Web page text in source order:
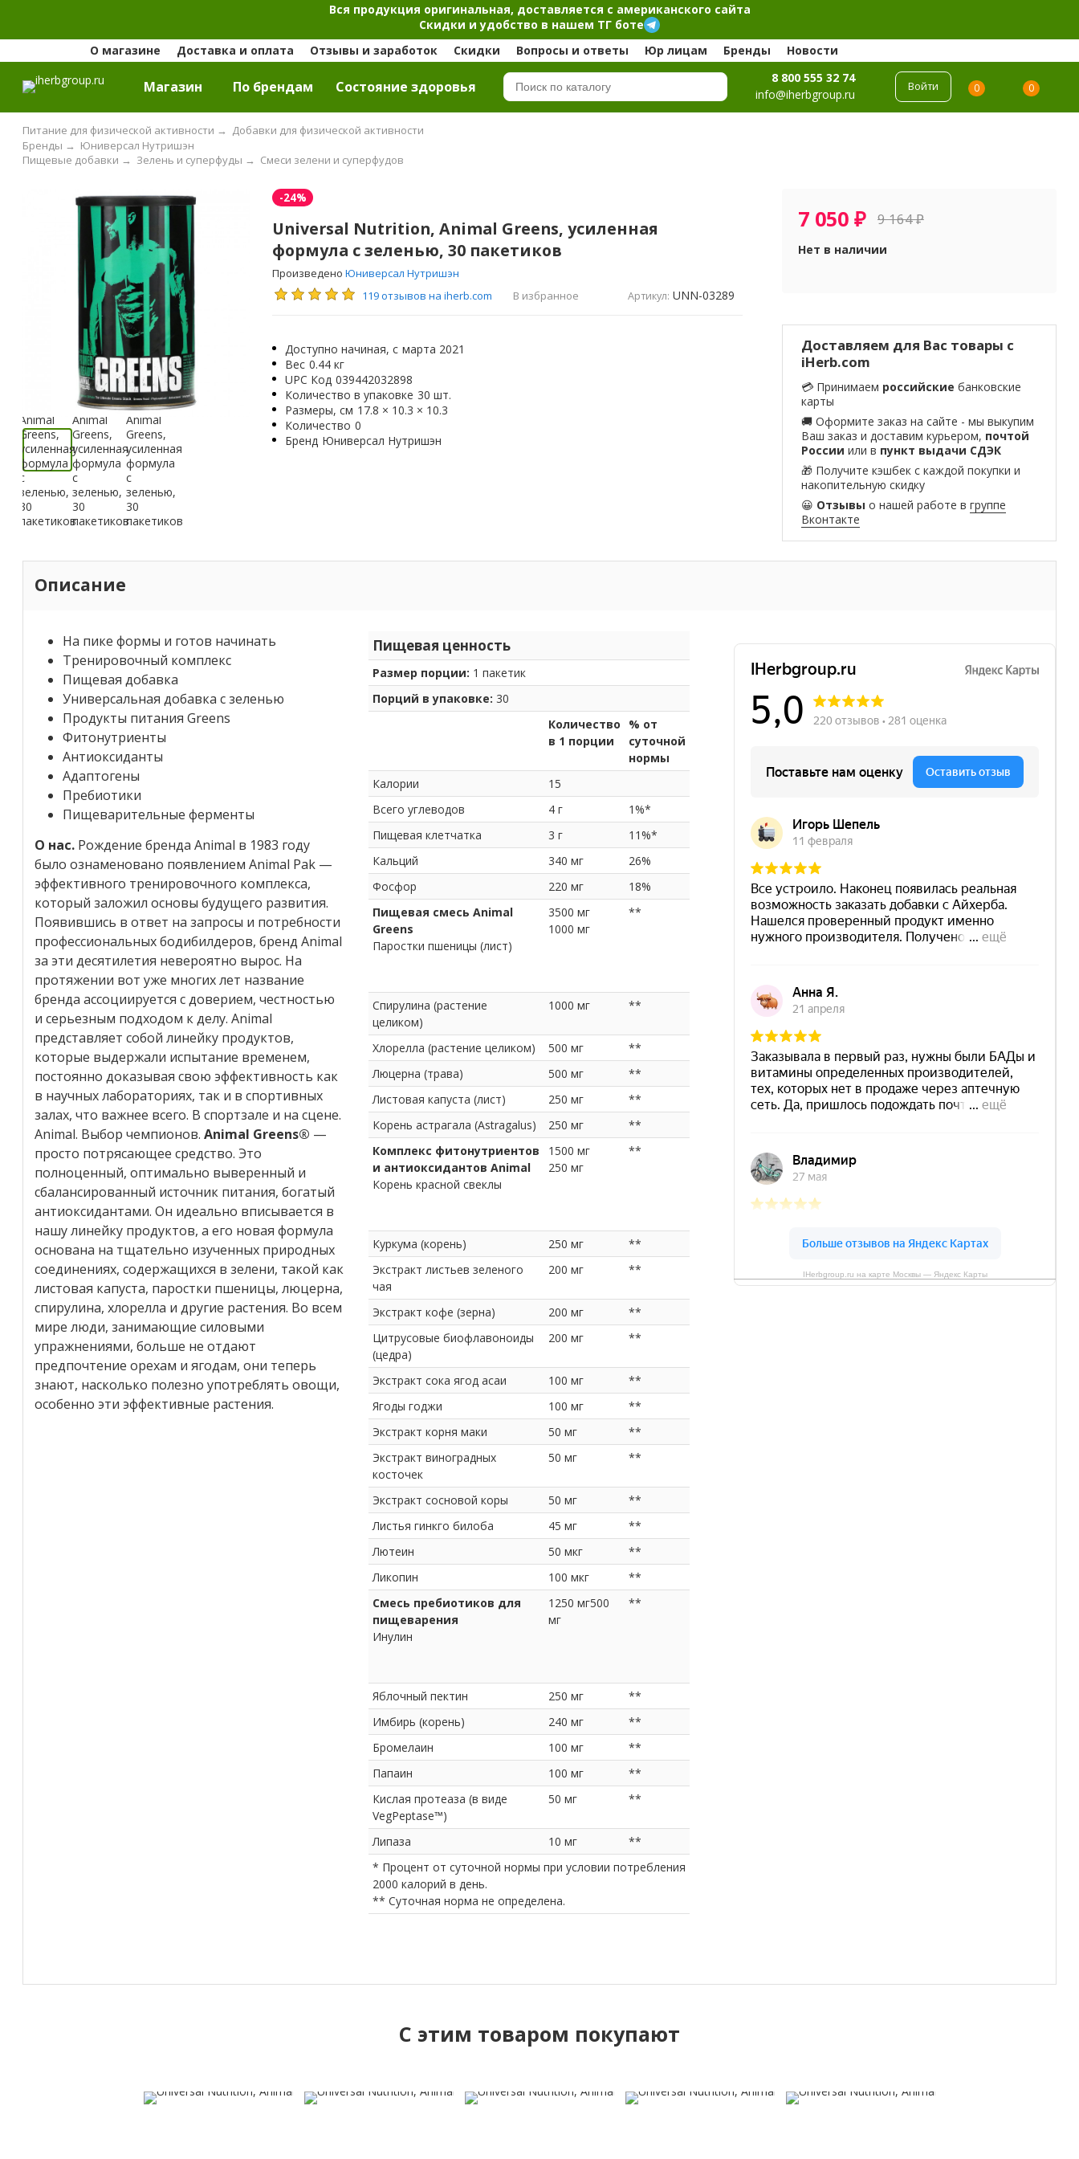
Вся продукция оригинальная, доставляется с американского сайта
Скидки и удобство в нашем ТГ боте
О магазине
Доставка и оплата Отзывы и заработок Скидки Вопросы и ответы Юр лицам Бренды Новости
Магазин По брендам Cостояние здоровья
8 800 555 32 74
info@iherbgroup.ru
Войти 0 0
Питание для физической активности → Добавки для физической активности
Юниверсал Нутришэн
Бренды →
Смеси зелени и суперфудов
Зелень и суперфуды →
Пищевые добавки →
-24%
Universal Nutrition, Animal Greens, усиленная
формула с зеленью, 30 пакетиков
ПроизведеноЮниверсал Нутришэн
119 отзывов на iherb.com
В избранное Артикул: UNN-03289
Доступно начиная, с марта 2021
Вес 0.44 кг
UPC Код 039442032898
Количество в упаковке 30 шт.
Размеры, см 17.8 × 10.3 × 10.3
Количество 0
Бренд Юниверсал Нутришэн
7 050 ₽ 9 164₽
Нет в наличии
Доставляем для Вас товары с
iHerb.com
💳 Принимаем российские банковские
карты
🚚 Оформите заказ на сайте - мы выкупим
Ваш заказ и доставим курьером, почтой
России или в пункт выдачи СДЭК
🎁 Получите кэшбек с каждой покупки и
накопительную скидку
😀 Отзывы о нашей работе в группе
Вконтакте
Описание
Пищевая ценность
Размер порции: 1 пакетик
Порций в упаковке: 30
Количество
в 1 порции
% от
суточной
нормы
Калории
15
Всего углеводов
4 г
1%*
Пищевая клетчатка
3 г
11%*
Кальций
340 мг
26%
Фосфор
220 мг
18%
Пищевая смесь Animal
Greens
Паростки пшеницы (лист)
3500 мг
1000 мг
**
Спирулина (растение
целиком)
1000 мг **
Хлорелла (растение целиком) 500 мг
**
Люцерна (трава)
500 мг
**
Листовая капуста (лист)
250 мг
**
Корень астрагала (Astragalus)
250 мг
**
Комплекс фитонутриентов
и антиоксидантов Animal
Корень красной свеклы
1500 мг
250 мг
**
Куркума (корень) 250 мг
**
Экстракт листьев зеленого
чая
200 мг **
Экстракт кофе (зерна) 200 мг
**
Цитрусовые биофлавоноиды
(цедра)
200 мг **
Экстракт сока ягод асаи 100 мг
**
Ягоды годжи
100 мг
**
Экстракт корня маки
50 мг
**
Экстракт виноградных
косточек
50 мг **
Экстракт сосновой коры 50 мг
**
Листья гинкго билоба
45 мг
**
Лютеин
50 мкг
**
Ликопин
100 мкг
**
Смесь пребиотиков для
пищеварения
Инулин
1250 мг500
мг
**
Яблочный пектин 250 мг
**
Имбирь (корень)
240 мг
**
Бромелаин
100 мг
**
Папаин
100 мг
**
Кислая протеаза (в виде
VegPeptase™)
50 мг **
Липаза 10 мг
**
* Процент от суточной нормы при условии потребления
2000 калорий в день.
** Суточная норма не определена.
На пике формы и готов начинать
Тренировочный комплекс
Пищевая добавка
Универсальная добавка с зеленью
Продукты питания Greens
Фитонутриенты
Антиоксиданты
Адаптогены
Пребиотики
Пищеварительные ферменты
О нас. Рождение бренда Animal в 1983 году
было ознаменовано появлением Animal Pak —
эффективного тренировочного комплекса,
который заложил основы будущего развития.
Появившись в ответ на запросы и потребности
профессиональных бодибилдеров, бренд Animal
за эти десятилетия невероятно вырос. На
протяжении вот уже многих лет название
бренда ассоциируется с доверием, честностью
и серьезным подходом к делу. Animal
представляет собой линейку продуктов,
которые выдержали испытание временем,
постоянно доказывая свою эффективность как
в научных лабораториях, так и в спортивных
залах, что важнее всего. В спортзале и на сцене.
Animal. Выбор чемпионов. Animal Greens® —
просто потрясающее средство. Это
полноценный, оптимально выверенный и
сбалансированный источник питания, богатый
антиоксидантами. Он идеально вписывается в
нашу линейку продуктов, а его новая формула
основана на тщательно изученных природных
соединениях, содержащихся в зелени, такой как
листовая капуста, паростки пшеницы, люцерна,
спирулина, хлорелла и другие растения. Во всем
мире люди, занимающие силовыми
упражнениями, больше не отдают
предпочтение орехам и ягодам, они теперь
знают, насколько полезно употреблять овощи,
особенно эти эффективные растения.
IHerbgroup.ru на карте Москвы — Яндекс Карты
C этим товаром покупают